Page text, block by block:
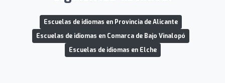
Escuelas de idiomas en Provincia de Alicante
Escuelas de idiomas en Comarca de Bajo Vinalopó
Escuelas de idiomas en Elche